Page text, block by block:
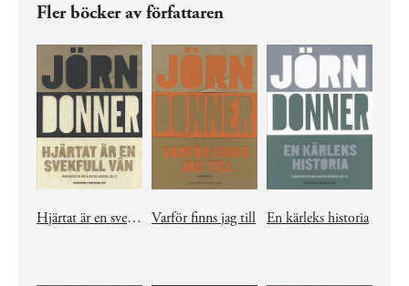
Fler böcker av författaren
Hjärtat är en svekfull vän Varför finns jag till En kärleks historia